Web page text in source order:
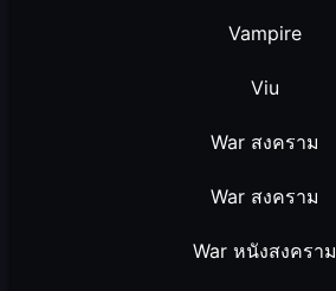
Vampire
Viu
War สงคราม
War สงคราม
War หนังสงคราม